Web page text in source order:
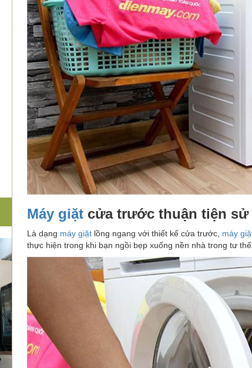
Máy giặt cửa trước thuận tiện sử
Là dạng máy giặt lồng ngang với thiết kế cửa trước, máy
thực hiện trong khi bạn ngồi bẹp xuống nền nhà trong tư thế